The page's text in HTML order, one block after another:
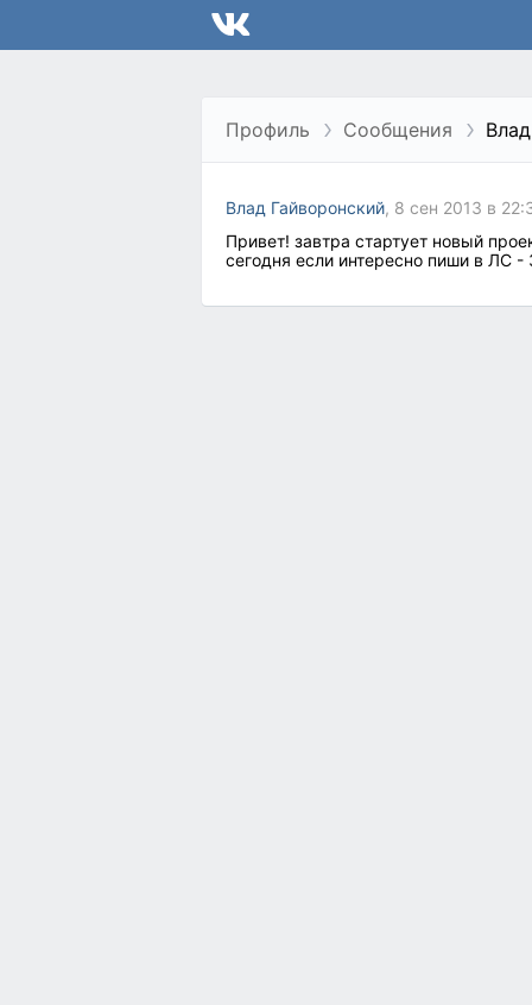
Профиль Сообщения
Влад Гайворонский, 8 сен 2013 в
Привет! завтра стартует новый
сегодня если интересно пиши в ЛС